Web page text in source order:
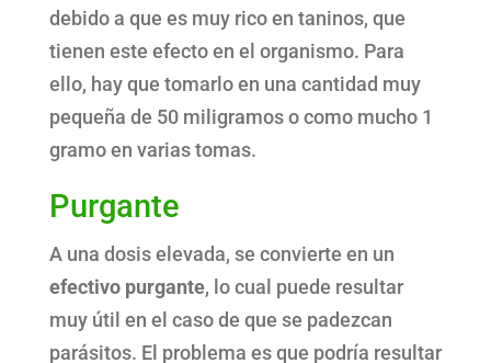
debido a que es muy rico en taninos, que
tienen este efecto en el organismo. Para
ello, hay que tomarlo en una cantidad muy
pequeña de 50 miligramos o como mucho 1
gramo en varias tomas.
Purgante
A una dosis elevada, se convierte en un
efectivo purgante, lo cual puede resultar
muy útil en el caso de que se padezcan
parásitos. El problema es que podría resultar